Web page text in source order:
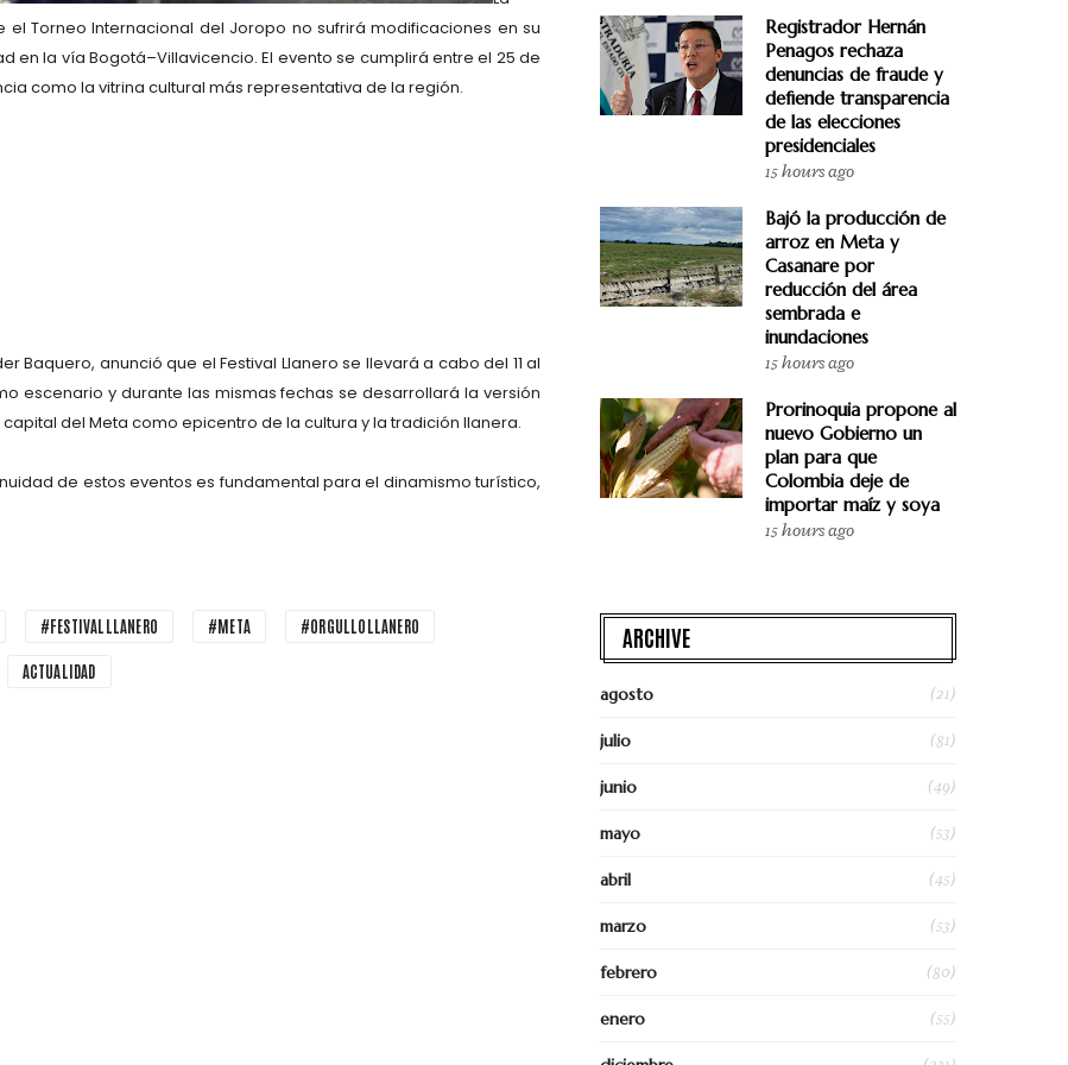
el Torneo Internacional del Joropo no sufrirá modificaciones en su
la vía Bogotá–Villavicencio. El evento se cumplirá entre el 25 de
como la vitrina cultural más representativa de la región.
Baquero, anunció que elFestival Llanero se llevará a cabo del 11 al
escenario y durante las mismas fechas se desarrollará la versión
del Meta como epicentro de la cultura y la tradición llanera.
de estos eventos es fundamental para el dinamismo turístico,
#FESTIVALLLANERO #META #ORGULLOLLANERO
ACTUALIDAD
Registrador Hernán
Penagos rechaza
denuncias de fraude y
defiende transparencia
de las elecciones
presidenciales
15 hours ago
Bajó la producción de
arroz en Meta y
Casanare por
reducción del área
sembrada e
inundaciones
15 hours ago
Prorinoquia propone al
nuevo Gobierno un
plan para que
Colombia deje de
importar maíz y soya
15 hours ago
ARCHIVE
agosto (21)
julio (81)
junio (49)
mayo (53)
abril (45)
marzo (53)
febrero (80)
enero (55)